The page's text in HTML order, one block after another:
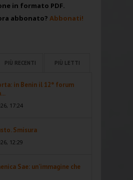
in formato PDF.
abbonato? Abbonati!
PIÙ RECENTI PIÙ LETTI
in Benin il 12° forum
17:24
Smisura
12:29
Sae: un’immagine che